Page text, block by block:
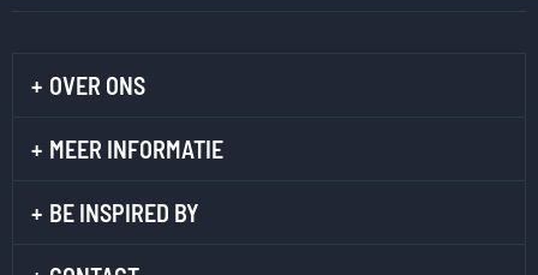
OVER ONS
MEER INFORMATIE
BE INSPIRED BY